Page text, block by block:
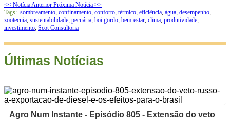
<< Notícia Anterior Próxima Notícia >>
Tags: sombreamento confinamento conforto térmico eficiência água desempenho
zootecnia sustentabilidade pecuária boi gordo bem-estar clima produtividade
investimento Scot Consultoria
Últimas Notícias
Agro Num Instante - Episódio 805 - Extensão do veto